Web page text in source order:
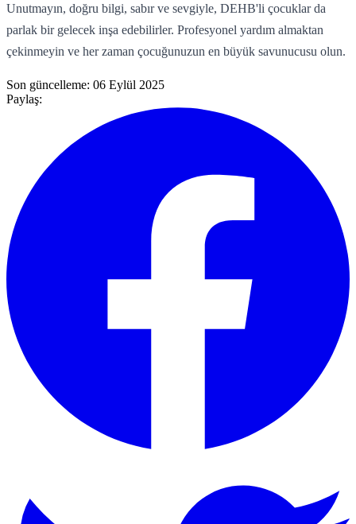
Unutmayın, doğru bilgi, sabır ve sevgiyle, DEHB'li çocuklar da
parlak bir gelecek inşa edebilirler. Profesyonel yardım almaktan
çekinmeyin ve her zaman çocuğunuzun en büyük savunucusu olun.
Son güncelleme: 06 Eylül 2025
Paylaş: